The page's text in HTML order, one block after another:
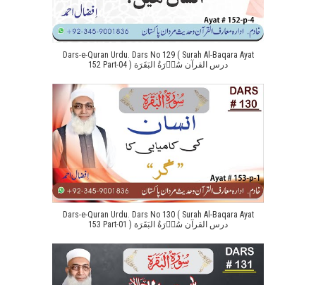
Dars-e-Quran Urdu. Dars No 129 ( Surah Al-Baqara Ayat
152 Part-04 ) درس القرآن سُوۡرَةُ البَقَرَة
Dars-e-Quran Urdu. Dars No 130 ( Surah Al-Baqara Ayat
153 Part-01 ) درس القرآن سُوۡرَةُ البَقَرَة